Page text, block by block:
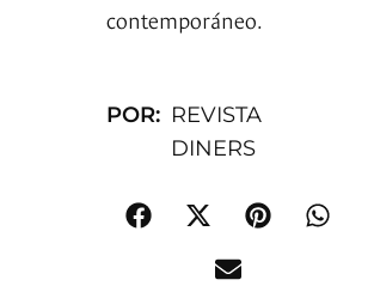
contemporáneo.
POR: REVISTA
DINERS